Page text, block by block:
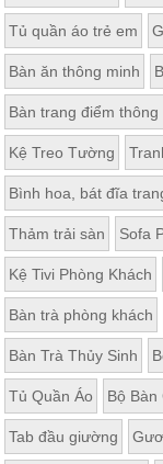
Tủ quần áo trẻ em
Bàn ăn thông minh
Bàn trang điểm thông
Kệ Treo Tường
Bình hoa, bát đĩa
Thảm trải sàn Sofa
Kệ Tivi Phòng Khách
Bàn trà phòng khách
Bàn Trà Thủy Sinh
Tủ Quần Áo Bộ Bàn
Tab đầu giường